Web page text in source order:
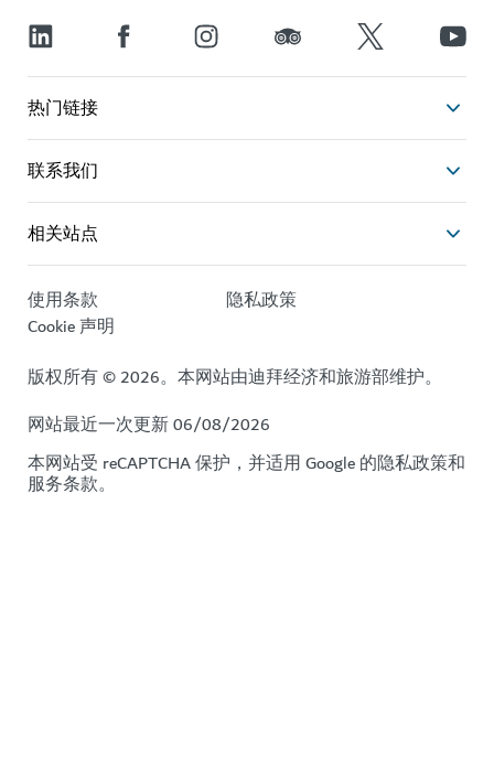
热门链接
联系我们
相关站点
使用条款
隐私政策
Cookie 声明
版权所有 © 2026。本网站由迪拜经济和旅游部维护。
网站最近一次更新 06/08/2026
本网站受 reCAPTCHA 保护，并适用 Google 的隐私政策和
服务条款。